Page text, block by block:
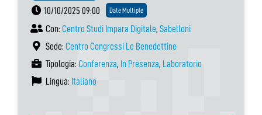
10/10/2025 09:00
Date Multiple
Con: Centro Studi Impara Digitale, Sabelloni
Sede: Centro Congressi Le Benedettine
Tipologia: Conferenza, In Presenza, Laboratorio
Lingua: Italiano